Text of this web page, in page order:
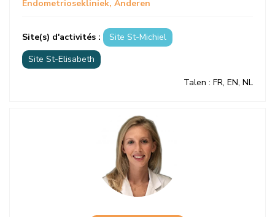
Endometriosekliniek Anderen
Site(s) d'activités :
Site St-Michiel
Site St-Elisabeth
Talen : FR, EN, NL